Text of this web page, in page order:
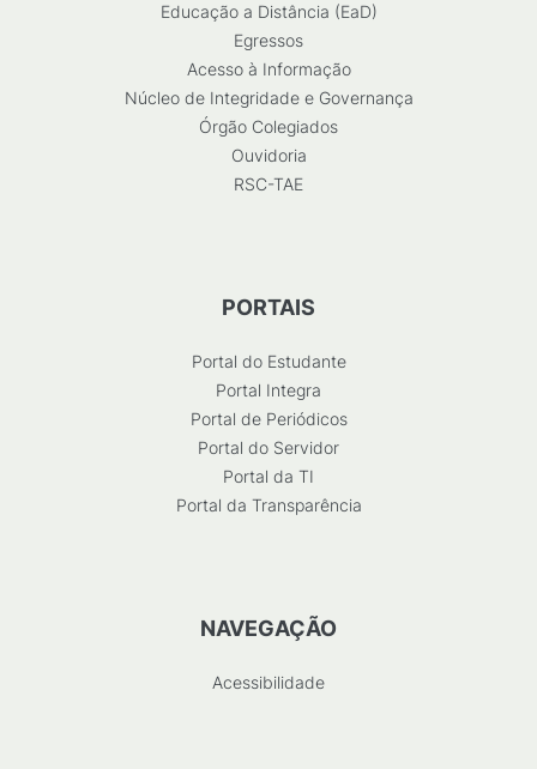
Educação a Distância (EaD)
Egressos
Acesso à Informação
Núcleo de Integridade e Governança
Órgão Colegiados
Ouvidoria
RSC-TAE
PORTAIS
Portal do Estudante
Portal Integra
Portal de Periódicos
Portal do Servidor
Portal da TI
Portal da Transparência
NAVEGAÇÃO
Acessibilidade